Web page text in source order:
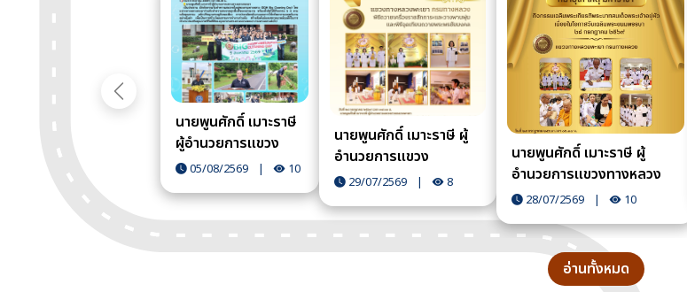
ก่อนหน้า
นายพูนศักดิ์ เมาะราษี
ผู้อำนวยการแขวง
ทางหลวงพะเยา เป็น
วันทำความสะอาดใหญ่
05/08/2569 | 10
นายพูนศักดิ์ เมาะราษี ผู้
อำนวยการแขวง
ทางหลวงพะเยา มอบ
29/07/2569 | 8
นายพูนศักดิ์ เมาะราษี ผู้
อำนวยการแขวงทางหลวง
พะเยา นำข้าราชการ พนักงาน
ทางหลวงพะเยา เข้าร่วม
กิจกรรมเฉลิมพระเกียรติ
พระบาทสมเด็จพระปรเมนทร
28/07/2569 | 10
อ่านทั้งหมด